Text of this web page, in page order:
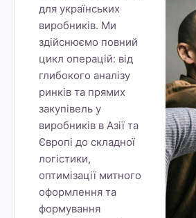
для українських
виробників. Ми
здійснюємо повний
цикл операцій: від
глибокого аналізу
ринків та прямих
закупівель у
виробників в Азії та
Європі до складної
логістики,
оптимізації митного
оформлення та
формування